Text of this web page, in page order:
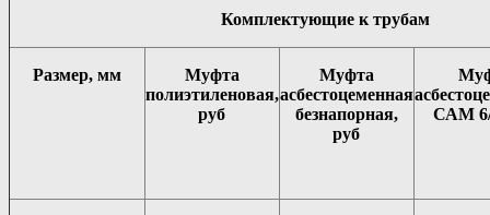
Комплектующие к трубам
Размер, мм
Муфта
полиэтиленовая,
руб
Муфта
асбестоцеменная
безнапорная,
руб
САМ 6/